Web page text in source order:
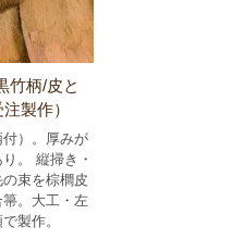
竹柄/皮と
製作）
）。厚みが
。 縦掃き・
束を棕櫚皮
。大工・左
製作。